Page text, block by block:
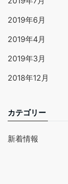
2019年6月
2019年4月
2019年3月
2018年12月
カテゴリー
新着情報